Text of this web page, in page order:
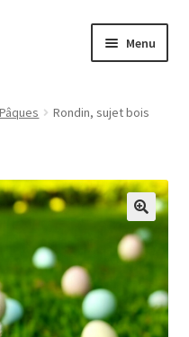
Menu
Ouvrir
le
menu
enfant
Rondin, sujet bois